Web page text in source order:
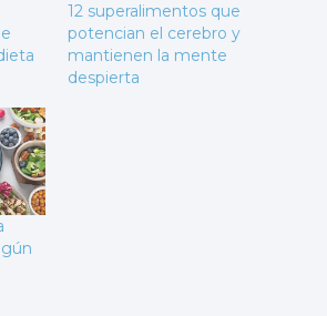
12 superalimentos que
potencian el cerebro y
mantienen la mente
despierta